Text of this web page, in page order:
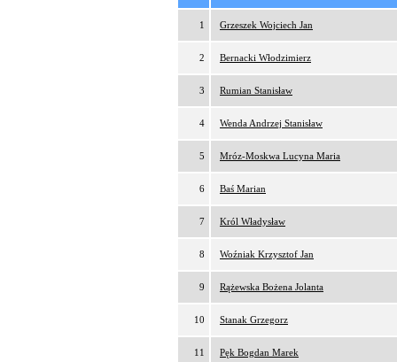
1 Grzeszek Wojciech Jan
2 Bernacki Włodzimierz
3 Rumian Stanisław
4 Wenda Andrzej Stanisław
5 Mróz-Moskwa Lucyna Maria
6 Baś Marian
7 Król Władysław
8 Woźniak Krzysztof Jan
9 Rążewska Bożena Jolanta
10 Stanak Grzegorz
11 Pęk Bogdan Marek